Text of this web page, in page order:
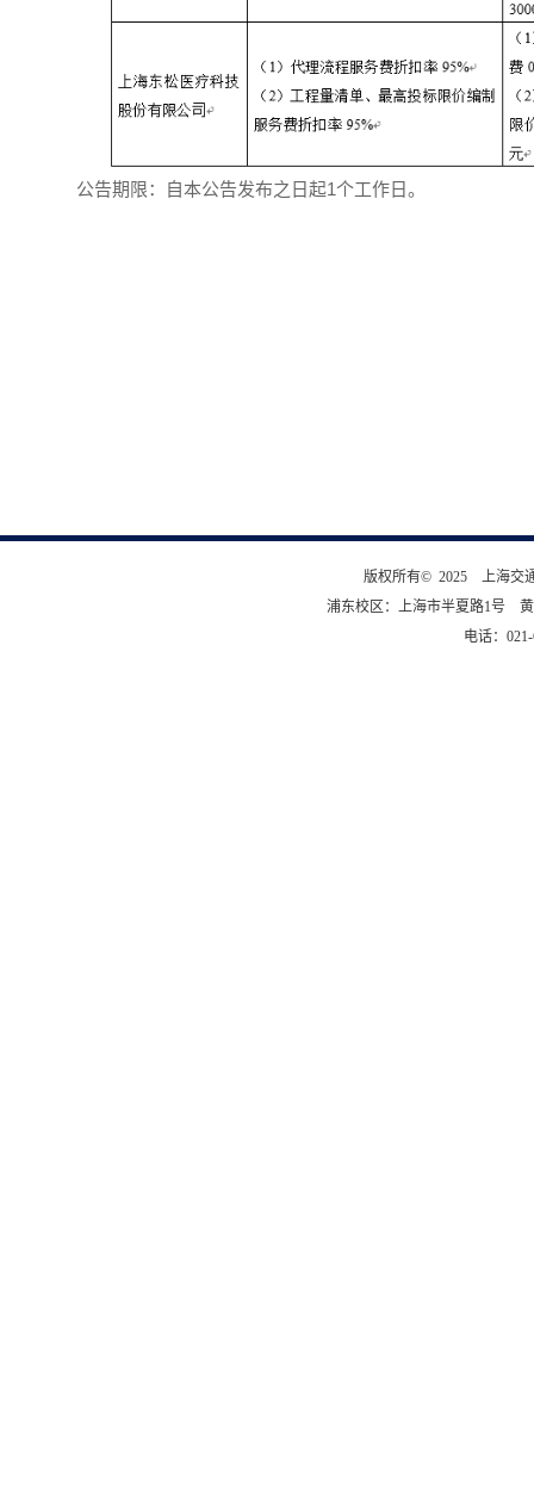
版权所有© 2025 上海交
浦东校区：上海市半夏路1号
电话：
公告期限：自本公告发布之日起1个工作日。